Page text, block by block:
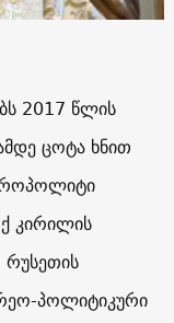
2017 წლის
ცოტა ხნით
კირილის
პოლიტიკური